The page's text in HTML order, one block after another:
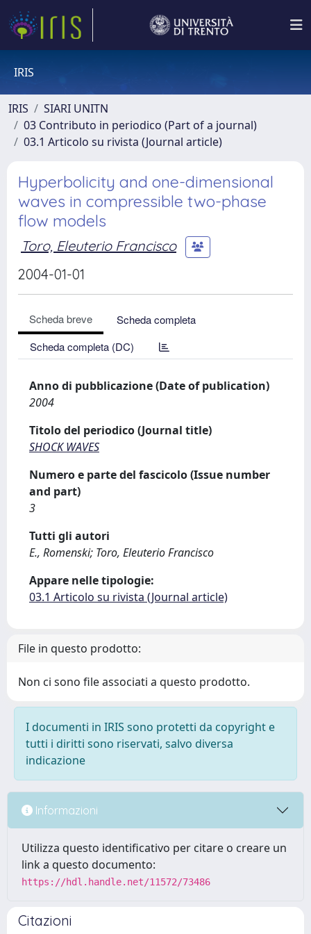
IRIS
IRIS
SIARI UNITN
03 Contributo in periodico (Part of a journal)
03.1 Articolo su rivista (Journal article)
Hyperbolicity and one-dimensional
waves in compressible two-phase
flow models
Toro, Eleuterio Francisco
2004-01-01
Scheda breve
Scheda completa
Scheda completa (DC)
Anno di pubblicazione (Date of publication)
2004
Titolo del periodico (Journal title)
SHOCK WAVES
Numero e parte del fascicolo (Issue number
and part)
3
Tutti gli autori
E., Romenski; Toro, Eleuterio Francisco
Appare nelle tipologie:
03.1 Articolo su rivista (Journal article)
File in questo prodotto:
Non ci sono file associati a questo prodotto.
I documenti in IRIS sono protetti da copyright e
tutti i diritti sono riservati, salvo diversa
indicazione
Informazioni
Utilizza questo identificativo per citare o creare un
link a questo documento:
https://hdl.handle.net/11572/73486
Citazioni